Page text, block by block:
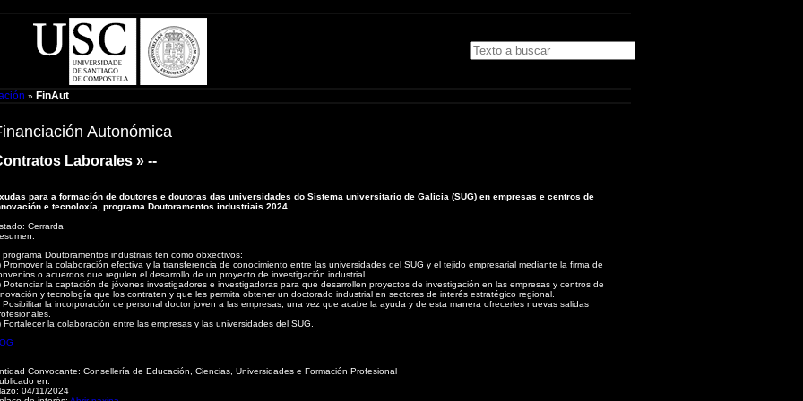
» FinAut
Autonómica
Laborales » --
para a formación de doutores e doutoras das universidades do Sistema universitario de Galicia (SUG) en empresas e centros de
e tecnoloxía, programa Doutoramentos industriais 2024
Cerrarda
programa Doutoramentos industriais ten como obxectivos:
Promover la colaboración efectiva y la transferencia de conocimiento entre las universidades del SUG y el tejido empresarial mediante la firma de
o acuerdos que regulen el desarrollo de un proyecto de investigación industrial.
Potenciar la captación de jóvenes investigadores e investigadoras para que desarrollen proyectos de investigación en las empresas y centros de
y tecnología que los contraten y que les permita obtener un doctorado industrial en sectores de interés estratégico regional.
Posibilitar la incorporación de personal doctor joven a las empresas, una vez que acabe la ayuda y de esta manera ofrecerles nuevas salidas
Fortalecer la colaboración entre las empresas y las universidades del SUG.
Convocante: Consellería de Educación, Ciencias, Universidades e Formación Profesional
en:
04/11/2024